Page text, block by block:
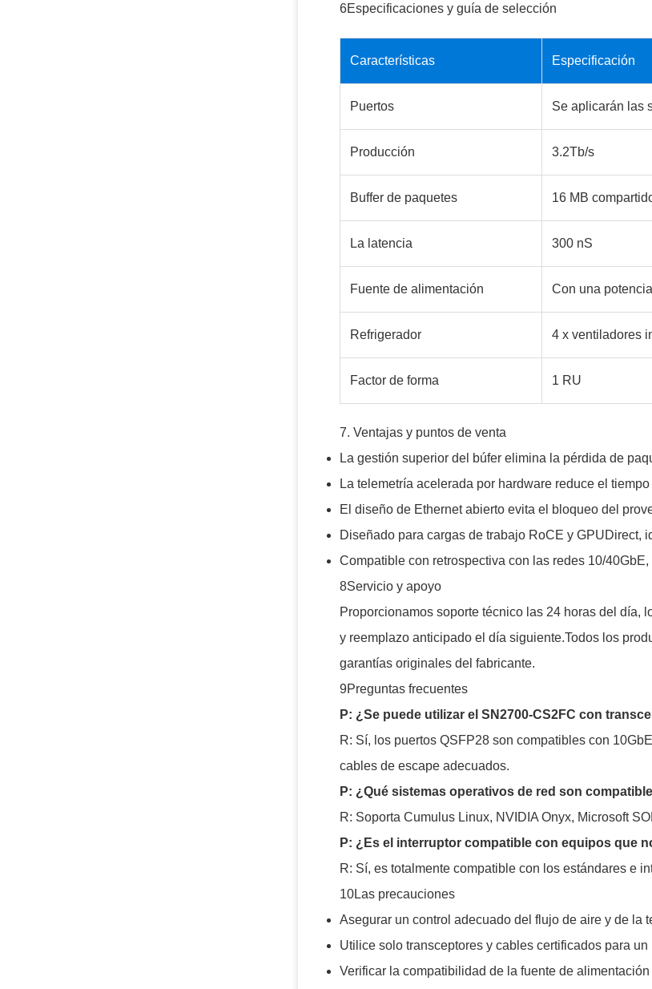
6Especificaciones y guía de selección
Características Especificación
Puertos Se aplicarán las
Producción 3.2Tb/s
Buffer de paquetes 16 MB
La latencia 300 nS
Fuente de alimentación Con una
Refrigerador 4 x ventiladores
Factor de forma 1 RU
7. Ventajas y puntos de venta
La gestión superior del búfer elimina la pérdida de
La telemetría acelerada por hardware reduce el
El diseño de Ethernet abierto evita el bloqueo del
Diseñado para cargas de trabajo RoCE y GPUDirect,
Compatible con retrospectiva con las redes 10/
8Servicio y apoyo
Proporcionamos soporte técnico las 24 horas del día,
y reemplazo anticipado el día siguiente.Todos los
garantías originales del fabricante.
9Preguntas frecuentes
P: ¿Se puede utilizar el SN2700-CS2FC con
R: Sí, los puertos QSFP28 son compatibles con
cables de escape adecuados.
P: ¿Qué sistemas operativos de red son
R: Soporta Cumulus Linux, NVIDIA Onyx, Microsoft
P: ¿Es el interruptor compatible con equipos que
R: Sí, es totalmente compatible con los estándares e
10Las precauciones
Asegurar un control adecuado del flujo de aire y de la
Utilice solo transceptores y cables certificados para
Verificar la compatibilidad de la fuente de